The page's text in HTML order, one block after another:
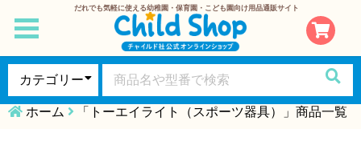
だれでも気軽に使える幼稚園・保育園・こども園向け用品通販サイト
toggle
navigation
ホーム 「トーエイライト（スポーツ器具）」商品一覧